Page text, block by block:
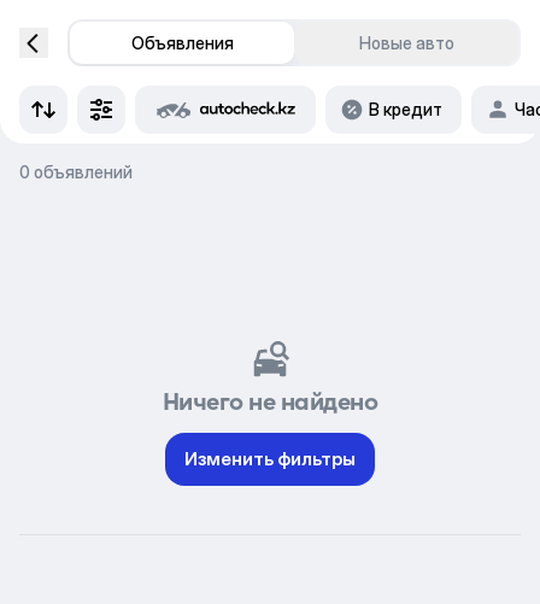
Объявления Новые авто
В кредит
0 объявлений
Ничего не найдено
Изменить фильтры